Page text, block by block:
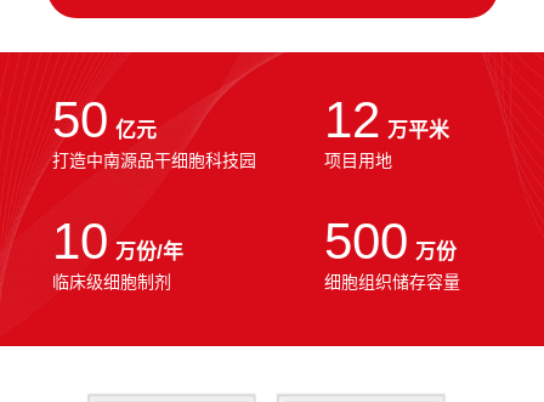
50 亿元
打造中南源品干细胞科技园
12 万平米
项目用地
10 万份/年
临床级细胞制剂
500 万份
细胞组织储存容量